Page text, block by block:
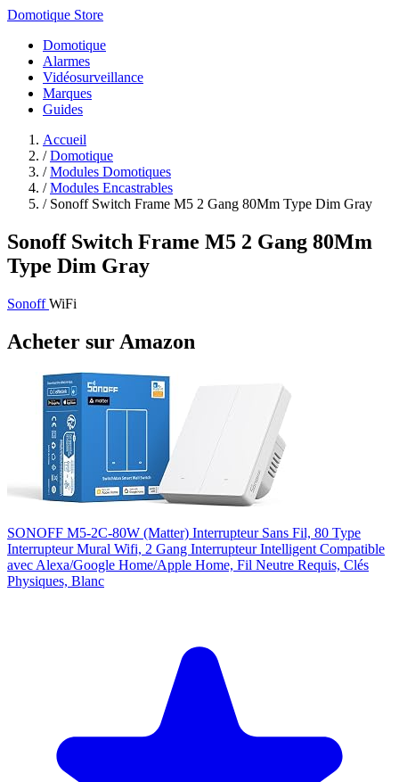
Domotique Store
Domotique
Alarmes
Vidéosurveillance
Marques
Guides
Accueil
/ Domotique
/ Modules Domotiques
/ Modules Encastrables
/ Sonoff Switch Frame M5 2 Gang 80Mm Type Dim Gray
Sonoff Switch Frame M5 2 Gang 80Mm
Type Dim Gray
SonoffWiFi
Acheter sur Amazon
SONOFF M5-2C-80W (Matter) Interrupteur Sans Fil, 80 Type
Interrupteur Mural Wifi, 2 Gang Interrupteur Intelligent Compatible
avec Alexa/Google Home/Apple Home, Fil Neutre Requis, Clés
Physiques, Blanc